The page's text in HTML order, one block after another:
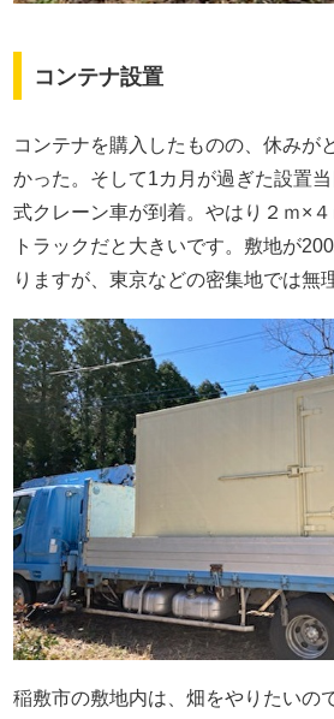
コンテナ設置
コンテナを購入したものの、休みが
かった。そして1カ月が過ぎた設置
式クレーン車が到着。やはり２ｍ×
トラックだと大きいです。敷地が
りますが、東京などの密集地では無
稲敷市の敷地内は、畑をやりたいの